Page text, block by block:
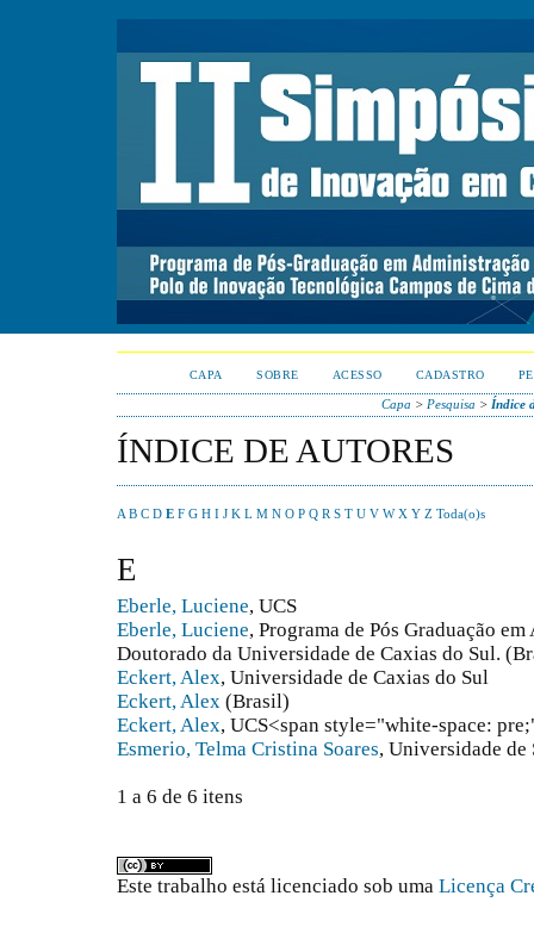
CAPA SOBRE ACESSO CADASTRO
Capa > Pesquisa > Índice
ÍNDICE DE AUTORES
A B C D E F G H I J K L M N O P Q R S T U V W X Y Z Toda(o)s
E
Eberle, Luciene, UCS
Eberle, Luciene, Programa de Pós Graduação
Doutorado da Universidade de Caxias do Sul.
Eckert, Alex, Universidade de Caxias do Sul
Eckert, Alex (Brasil)
Eckert, Alex, UCS<span style="white-space:
Esmerio, Telma Cristina Soares, Universidade de
1 a 6 de 6 itens
Este trabalho está licenciado sob uma Licença